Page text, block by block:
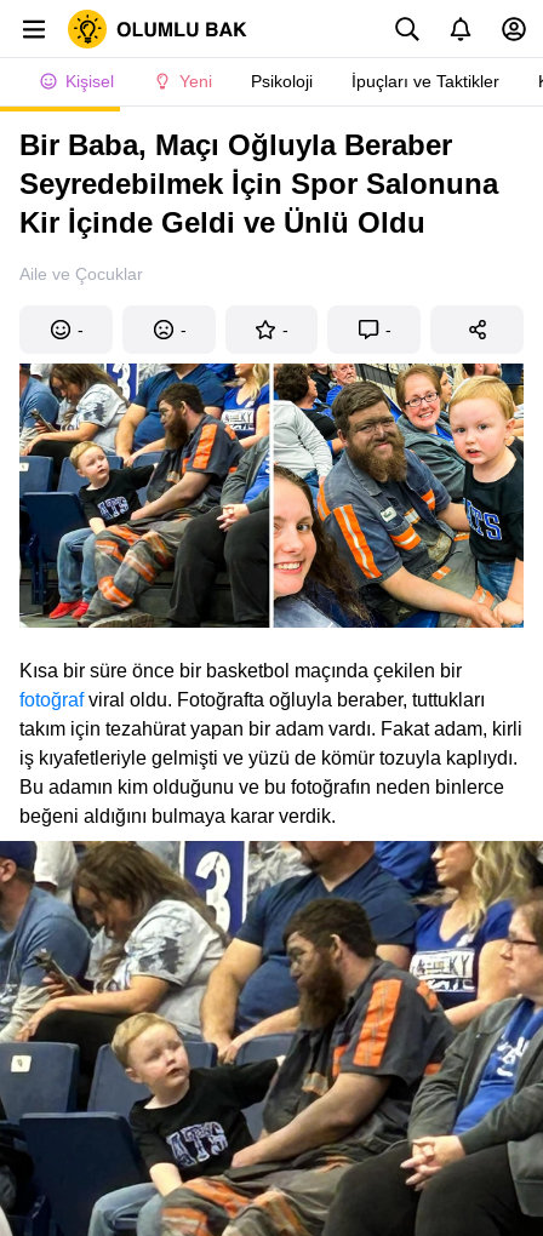
Kişisel Yeni Psikoloji İpuçları ve Taktikler
Bir Baba, Maçı Oğluyla Beraber
Seyredebilmek İçin Spor Salonuna
Kir İçinde Geldi ve Ünlü Oldu
Aile ve Çocuklar
- - - -
Kısa bir süre önce bir basketbol maçında çekilen bir
fotoğrafviral oldu. Fotoğrafta oğluyla beraber, tuttukları
takım için tezahürat yapan bir adam vardı. Fakat adam, kirli
iş kıyafetleriyle gelmişti ve yüzü de kömür tozuyla kaplıydı.
Bu adamın kim olduğunu ve bu fotoğrafın neden binlerce
beğeni aldığını bulmaya karar verdik.